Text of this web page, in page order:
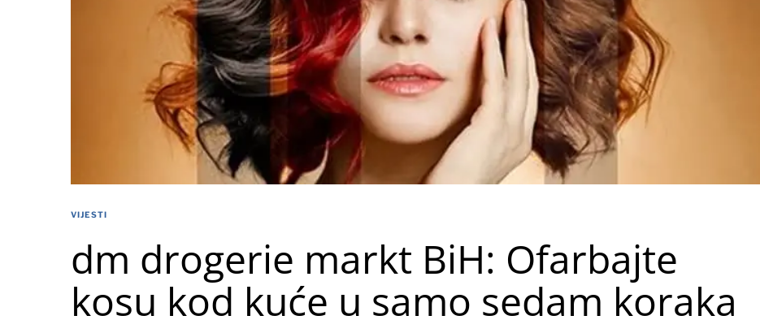
VIJESTI
dm drogerie markt BiH: Ofarbajte
kosu kod kuće u samo sedam koraka